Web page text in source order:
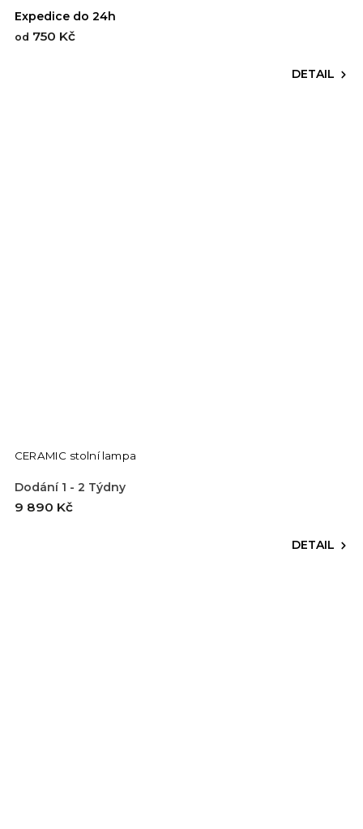
Expedice do 24h
od 750 Kč
DETAIL
CERAMIC stolní lampa
Dodání 1 - 2 Týdny
9 890 Kč
DETAIL